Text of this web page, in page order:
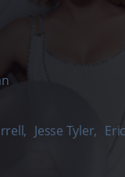
, Jesse Tyler,